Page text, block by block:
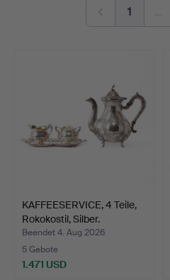
Göteborg
1 …
KAFFEESERVICE, 4 Teile,
Rokokostil, Silber.
Beendet 4. Aug 2026
5 Gebote
1.471 USD